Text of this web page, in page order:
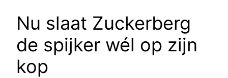
Nu slaat Zuckerberg
de spijker wél op zijn
kop